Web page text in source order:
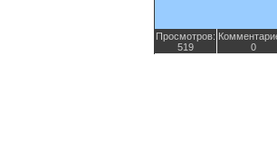
Просмотров:
519
0